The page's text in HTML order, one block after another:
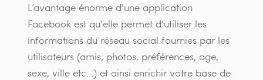
L’avantage énorme d'une application
Facebook est qu'elle permet d’utiliser les
informations du réseau social fournies par les
utilisateurs (amis, photos, préférences, age,
sexe, ville etc…) et ainsi enrichir votre base de